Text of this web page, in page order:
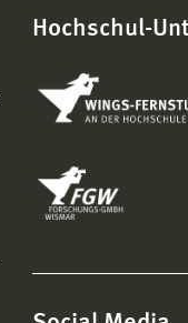
Hochschul-